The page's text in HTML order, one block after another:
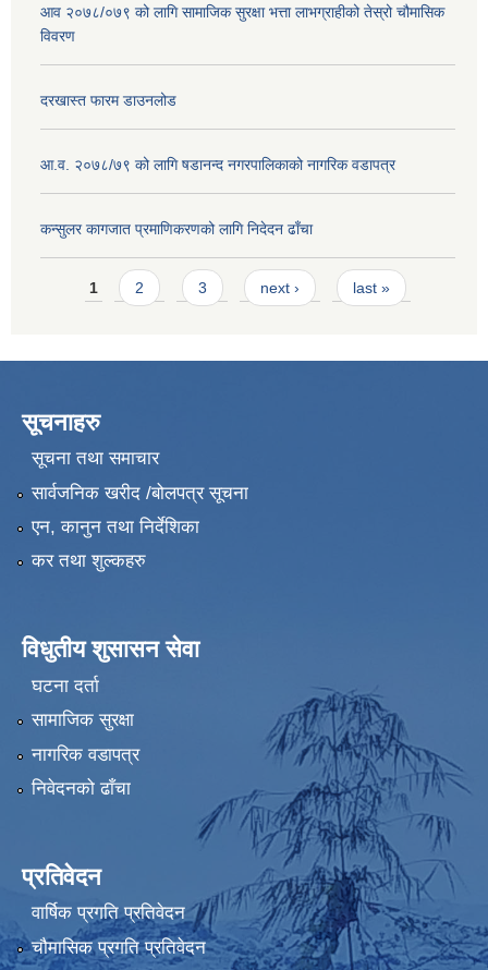
आव २०७८/०७९ को लागि सामाजिक सुरक्षा भत्ता लाभग्राहीको तेस्रो चौमासिक
विवरण
दरखास्त फारम डाउनलोड
आ.व. २०७८/७९ को लागि षडानन्द नगरपालिकाको नागरिक वडापत्र
कन्सुलर कागजात प्रमाणिकरणको लागि निदेदन ढाँचा
Pages
1 2 3 next › last »
सूचनाहरु
सूचना तथा समाचार
सार्वजनिक खरीद /बोलपत्र सूचना
एन, कानुन तथा निर्देशिका
कर तथा शुल्कहरु
विधुतीय शुसासन सेवा
घटना दर्ता
सामाजिक सुरक्षा
नागरिक वडापत्र
निवेदनको ढाँचा
प्रतिवेदन
वार्षिक प्रगति प्रतिवेदन
चौमासिक प्रगति प्रतिवेदन